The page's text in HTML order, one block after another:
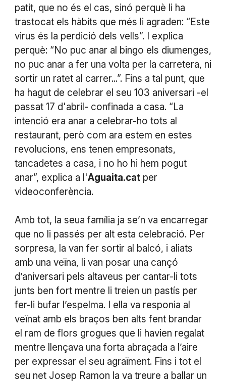
patit, que no és el cas, sinó perquè li ha
trastocat els hàbits que més li agraden: “Este
virus és la perdició dels vells”. I explica
perquè: “No puc anar al bingo els diumenges,
no puc anar a fer una volta per la carretera, ni
sortir un ratet al carrer...”. Fins a tal punt, que
ha hagut de celebrar el seu 103 aniversari -el
passat 17 d'abril- confinada a casa. “La
intenció era anar a celebrar-ho tots al
restaurant, però com ara estem en estes
revolucions, ens tenen empresonats,
tancadetes a casa, i no ho hi hem pogut
anar”, explica a l'Aguaita.catper
videoconferència.
Amb tot, la seua família ja se’n va encarregar
que no li passés per alt esta celebració. Per
sorpresa, la van fer sortir al balcó, i aliats
amb una veïna, li van posar una cançó
d’aniversari pels altaveus per cantar-li tots
junts ben fort mentre li treien un pastís per
fer-li bufar l’espelma. I ella va responia al
veïnat amb els braços ben alts fent brandar
el ram de flors grogues que li havien regalat
mentre llençava una forta abraçada a l’aire
per expressar el seu agraïment. Fins i tot el
seu net Josep Ramon la va treure a ballar un